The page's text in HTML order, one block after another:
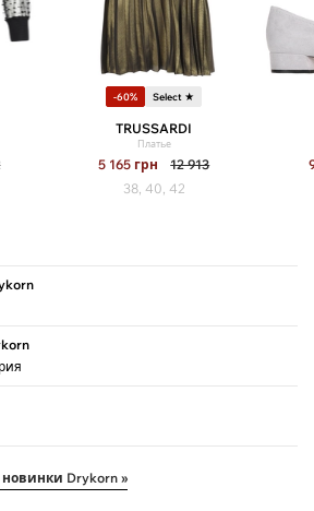
-60% Select ★
TRUSSARDI
Платье
5 165 грн
12 913
38, 40, 42
Drykorn »